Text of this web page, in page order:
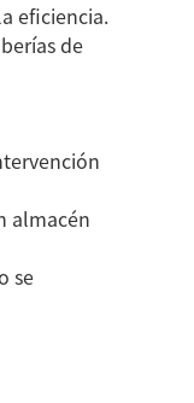
eficiencia.
de
almacén
se